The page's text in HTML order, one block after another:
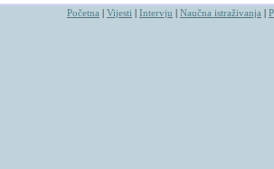
Početna | Vijesti | Intervju | Naučna istraživanja |